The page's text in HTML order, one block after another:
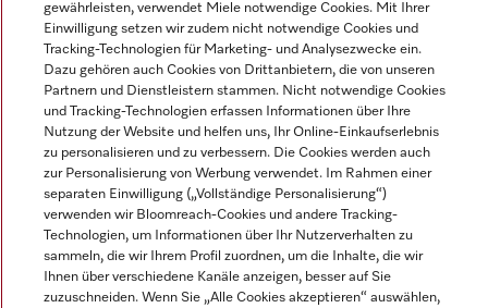
Alle Produktpreise zzgl. MwSt.; Lieferung stets ohne
Dekorationsmaterial.
© Miele & Cie. KG.
gewährleisten, verwendet Miele notwendige Cookies. Mit Ihrer
Einwilligung setzen wir zudem nicht notwendige Cookies und
Tracking-Technologien für Marketing- und Analysezwecke ein.
Dazu gehören auch Cookies von Drittanbietern, die von unseren
Partnern und Dienstleistern stammen. Nicht notwendige Cookies
und Tracking-Technologien erfassen Informationen über Ihre
Nutzung der Website und helfen uns, Ihr Online-Einkaufserlebnis
zu personalisieren und zu verbessern. Die Cookies werden auch
zur Personalisierung von Werbung verwendet. Im Rahmen einer
separaten Einwilligung („Vollständige Personalisierung“)
verwenden wir Bloomreach-Cookies und andere Tracking-
Technologien, um Informationen über Ihr Nutzerverhalten zu
sammeln, die wir Ihrem Profil zuordnen, um die Inhalte, die wir
Ihnen über verschiedene Kanäle anzeigen, besser auf Sie
zuzuschneiden. Wenn Sie „Alle Cookies akzeptieren“ auswählen,